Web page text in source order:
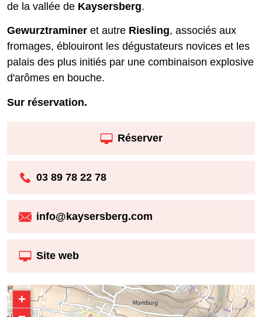
de la vallée de Kaysersberg.
Gewurztraminer et autre Riesling, associés aux
fromages, éblouiront les dégustateurs novices et les
palais des plus initiés par une combinaison explosive
d'arômes en bouche.
Sur réservation.
Réserver
03 89 78 22 78
info@kaysersberg.com
Site web
+